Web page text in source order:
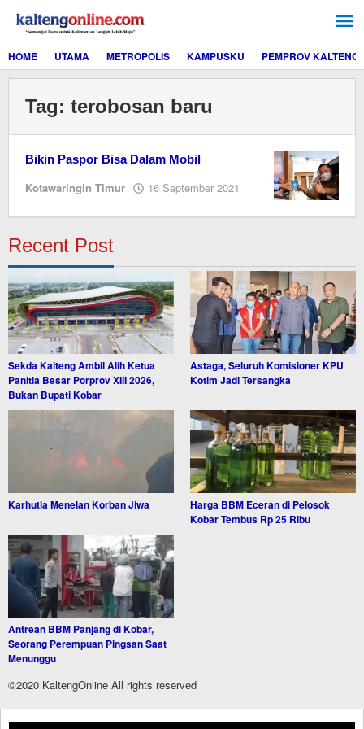
konten
HOME
UTAMA METROPOLIS KAMPUSKU PEMPROV KALTENG
Tag: terobosan baru
Bikin Paspor Bisa Dalam Mobil
Kotawaringin Timur 16 September 2021
Editor
Recent Post
Sekda Kalteng Ambil Alih Ketua
Panitia Besar Porprov XIII 2026,
Bukan Bupati Kobar
Astaga, Seluruh Komisioner KPU
Kotim Jadi Tersangka
Karhutla Menelan Korban Jiwa
Harga BBM Eceran di Pelosok
Kobar Tembus Rp 25 Ribu
Antrean BBM Panjang di Kobar,
Seorang Perempuan Pingsan Saat
Menunggu
©2020 KaltengOnline All rights reserved